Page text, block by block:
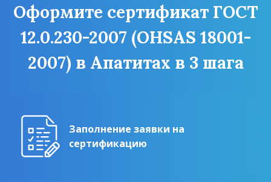
Оформите сертификат ГОСТ
12.0.230-2007 (OHSAS 18001-
2007) в Апатитах в 3 шага
Заполнение заявки на
сертификацию